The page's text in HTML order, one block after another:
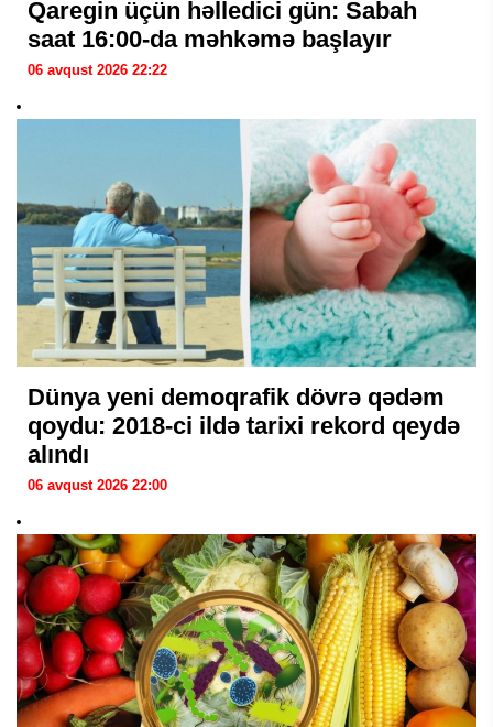
Qaregin üçün həlledici gün: Sabah
saat 16:00-da məhkəmə başlayır
06 avqust 2026 22:22
Dünya yeni demoqrafik dövrə qədəm
qoydu: 2018-ci ildə tarixi rekord qeydə
alındı
06 avqust 2026 22:00